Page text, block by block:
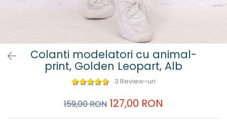
Colanti modelatori cu animal-
print, Golden Leopart, Alb
3 Review-uri
159,00 RON 127,00 RON